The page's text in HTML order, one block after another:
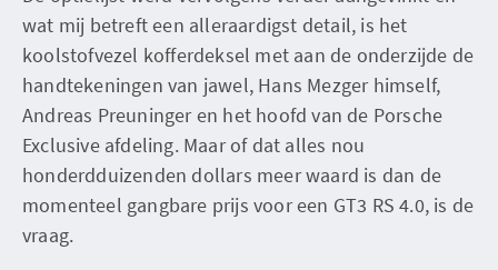
wat mij betreft een alleraardigst detail, is het
koolstofvezel kofferdeksel met aan de onderzijde de
handtekeningen van jawel, Hans Mezger himself,
Andreas Preuninger en het hoofd van de Porsche
Exclusive afdeling. Maar of dat alles nou
honderdduizenden dollars meer waard is dan de
momenteel gangbare prijs voor een GT3 RS 4.0, is de
vraag.